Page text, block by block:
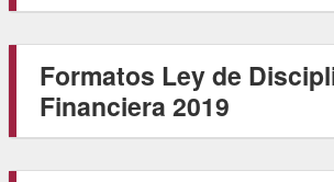
Formatos Ley de
Financiera 2019